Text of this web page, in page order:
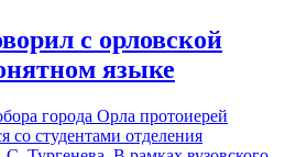
с орловской
языке
города Орла протоиерей
со студентами отделения